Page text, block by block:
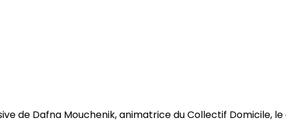
de Dafna Mouchenik, animatrice du Collectif Domicile,